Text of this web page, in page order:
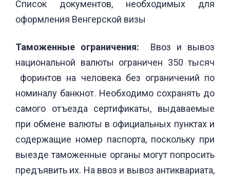
Список документов, необходимых для
оформления Венгерской визы
Таможенные ограничения: Ввоз и вывоз
национальной валюты ограничен 350 тысяч
форинтов на человека без ограничений по
номиналу банкнот. Необходимо сохранять до
самого отъезда сертификаты, выдаваемые
при обмене валюты в официальных пунктах и
содержащие номер паспорта, поскольку при
выезде таможенные органы могут попросить
предъявить их. На ввоз и вывоз антиквариата,